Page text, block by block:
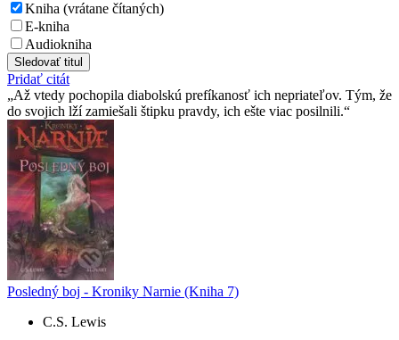
Kniha (vrátane čítaných)
E-kniha
Audiokniha
Sledovať titul
Pridať citát
Až vtedy pochopila diabolskú prefíkanosť ich nepriateľov. Tým, že
do svojich lží zamiešali štipku pravdy, ich ešte viac posilnili.
Posledný boj - Kroniky Narnie (Kniha 7)
C.S. Lewis